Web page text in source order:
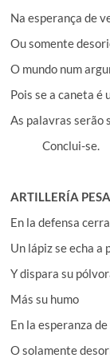
Na esperança de
Ou somente
O mundo num
Pois se a caneta é
As palavras serão
Conclui-se.
ARTILLERÍA
En la defensa
Un lápiz se echa a
Y dispara su
Más su humo
En la esperanza
O solamente